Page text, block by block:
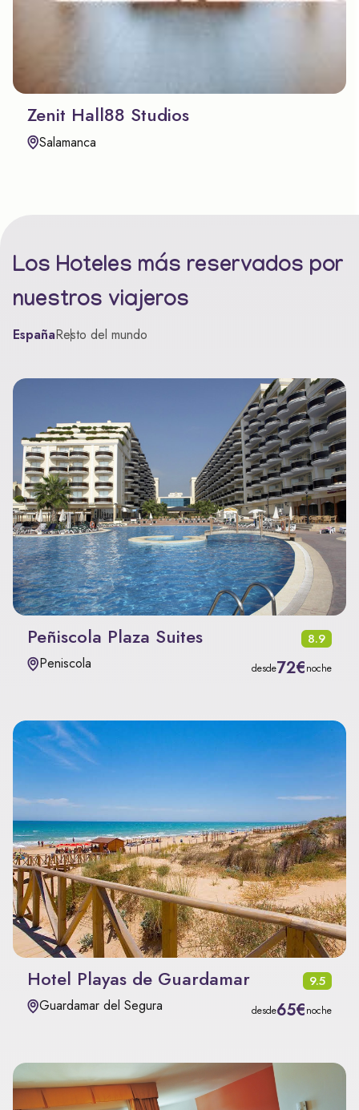
Zenit Hall88 Studios
Salamanca
Los Hoteles más reservados por
nuestros viajeros
EspañaResto del mundo
Peñiscola Plaza Suites 8.9
Peniscola desde72€noche
Hotel Playas de Guardamar 9.5
Guardamar del Segura desde65€noche